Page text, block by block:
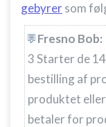
gebyrersom
Fresno Bob:
3 Starter de
bestilling af
produktet
betaler for